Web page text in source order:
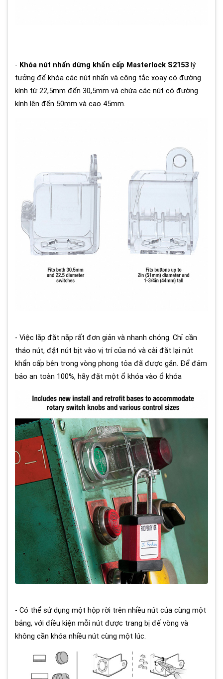
- Khóa nút nhấn dừng khẩn cấp Masterlock S2153 lý
tưởng để khóa các nút nhấn và công tắc xoay có đường
kính từ 22,5mm đến 30,5mm và chứa các nút có đường
kính lên đến 50mm và cao 45mm.
- Việc lắp đặt nắp rất đơn giản và nhanh chóng. Chỉ cần
tháo nút, đặt nút bịt vào vị trí của nó và cài đặt lại nút
khẩn cấp bên trong vòng phong tỏa đã được gắn. Để đảm
bảo an toàn 100%, hãy đặt một ổ khóa vào ổ khóa
- Có thể sử dụng một hộp rời trên nhiều nút của cùng một
bảng, với điều kiện mỗi nút được trang bị đế vòng và
không cần khóa nhiều nút cùng một lúc.